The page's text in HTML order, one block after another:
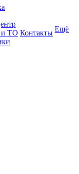
и ТО Контакты Ещё